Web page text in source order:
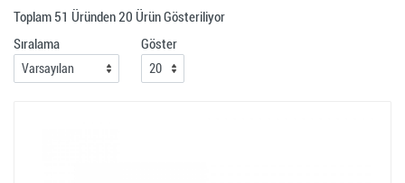
Toplam 51 Üründen 20 Ürün Gösteriliyor
Sıralama
Göster